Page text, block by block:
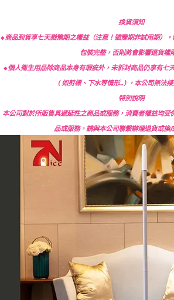
換貨須知
◆商品到貨享七天猶豫期之權益（注意！猶豫期非試用期）
包裝完整，否則將會影響退貨權
◆個人衛生用品除商品本身有瑕疵外，未拆封商品仍享有七
(如剪標、下水等情形…)，本公司無法接
特別說明
本公司對於所販售具遞延性之商品或服務，消費者權益均受
品或服務，請與本公司聯繫辦理退貨或換